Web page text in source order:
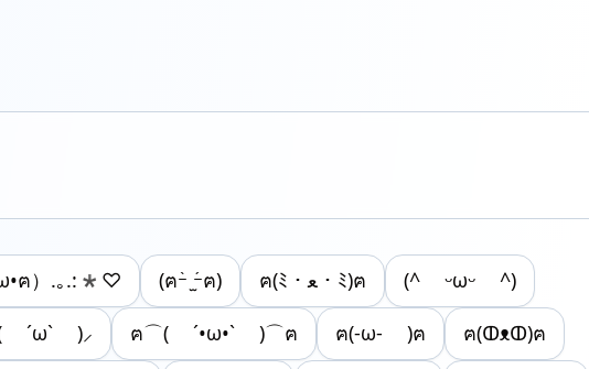
ฅ）.｡.:*♡ (ฅｰ̀ ̫ｰ́ฅ) ฅ(ﾐ・ﻌ・ﾐ)ฅ (^ ᵕωᵕ ^)
´ω` )⸝ ฅ⌒( ´•ω•` )⌒ฅ ฅ(-ω- )ฅ ฅ(ↀᴥↀ)ฅ